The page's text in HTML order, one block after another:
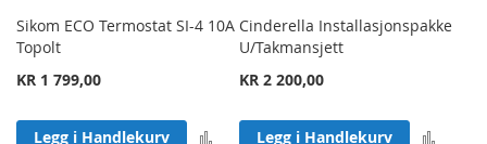
Sikom ECO Termostat SI-4 10A
Topolt
KR 1 799,00
Legg i Handlekurv Legg til sammenligning
Cinderella Installasjonspakke
U/Takmansjett
KR 2 200,00
Legg i Handlekurv